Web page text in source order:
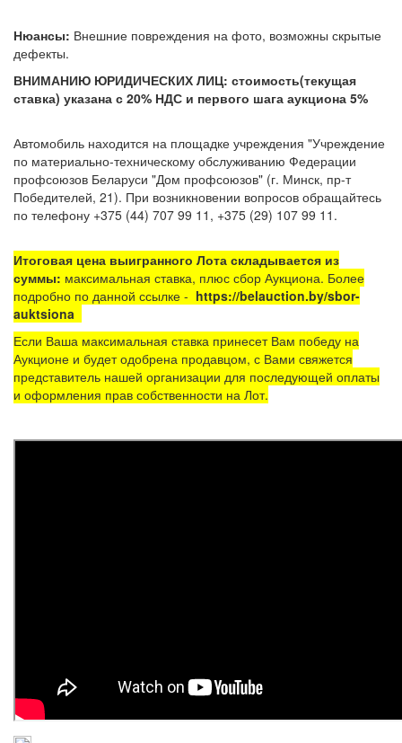
Нюансы: Внешние повреждения на фото, возможны скрытые
дефекты.
ВНИМАНИЮ ЮРИДИЧЕСКИХ ЛИЦ: стоимость(текущая
ставка) указана с 20% НДС и первого шага аукциона 5%
Автомобиль находится на площадке учреждения "Учреждение
по материально-техническому обслуживанию Федерации
профсоюзов Беларуси "Дом профсоюзов" (г. Минск, пр-т
Победителей, 21). При возникновении вопросов обращайтесь
по телефону +375 (44) 707 99 11, +375 (29) 107 99 11.
Итоговая цена выигранного Лота складывается из
суммы: максимальная ставка, плюс сбор Аукциона. Более
подробно по данной ссылке - https://belauction.by/sbor-
auktsiona
Если Ваша максимальная ставка принесет Вам победу на
Аукционе и будет одобрена продавцом, с Вами свяжется
представитель нашей организации для последующей оплаты
и оформления прав собственности на Лот.